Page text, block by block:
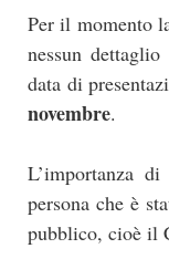
Per il momento
nessun
data di
novembre.
L’importanza
persona che è
pubblico, cioè il